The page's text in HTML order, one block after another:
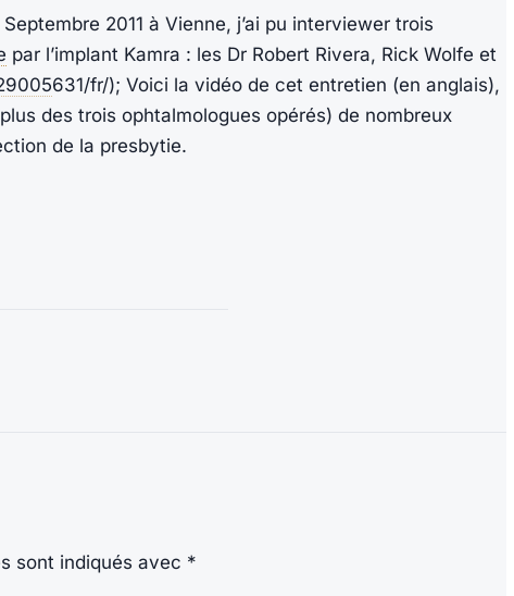
2011 à Vienne, j’ai pu interviewer trois
par l’implant Kamra : les Dr Robert Rivera, Rick Wolfe et
631/fr/); Voici la vidéo de cet entretien (en anglais),
des trois ophtalmologues opérés) de nombreux
de la presbytie.
sont indiqués avec *